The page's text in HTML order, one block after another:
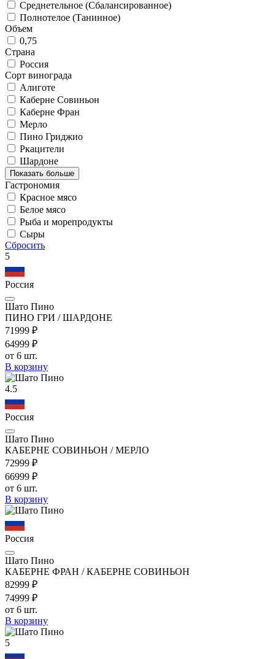
Среднетельное (Сбалансированное)
Полнотелое (Танинное)
Объем
0,75
Страна
Россия
Сорт винограда
Алиготе
Каберне Совиньон
Каберне Фран
Мерло
Пино Гриджио
Ркацители
Шардоне
Показать больше
Гастрономия
Красное мясо
Белое мясо
Рыба и морепродукты
Сыры
Сбросить
5
Россия
Шато Пино
ПИНО ГРИ / ШАРДОНЕ
71999 ₽
64999 ₽
от 6 шт.
В корзину
4.5
Россия
Шато Пино
КАБЕРНЕ СОВИНЬОН / МЕРЛО
72999 ₽
66999 ₽
от 6 шт.
В корзину
Россия
Шато Пино
КАБЕРНЕ ФРАН / КАБЕРНЕ СОВИНЬОН
82999 ₽
74999 ₽
от 6 шт.
В корзину
5